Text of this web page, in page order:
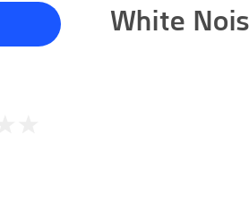
White